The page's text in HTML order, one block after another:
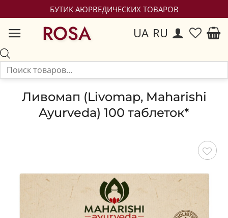
БУТИК АЮРВЕДИЧЕСКИХ ТОВАРОВ
ROSA UA RU
Ливомап (Livomap, Maharishi
Ayurveda) 100 таблеток*